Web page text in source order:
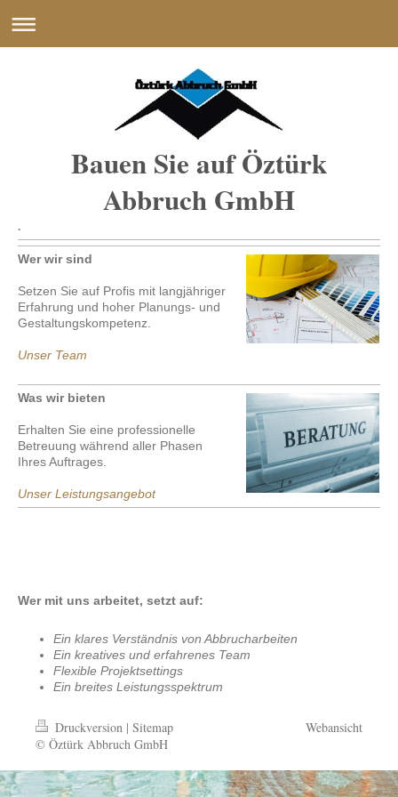
Bauen Sie auf Öztürk
Abbruch GmbH
.
Wer wir sind
Setzen Sie auf Profis mit langjähriger
Erfahrung und hoher Planungs- und
Gestaltungskompetenz.
Unser Team
Was wir bieten
Erhalten Sie eine professionelle
Betreuung während aller Phasen
Ihres Auftrages.
Unser Leistungsangebot
Wer mit uns arbeitet, setzt auf:
Ein klares Verständnis von Abbrucharbeiten
Ein kreatives und erfahrenes Team
Flexible Projektsettings
Ein breites Leistungsspektrum
Druckversion | Sitemap
© Öztürk Abbruch GmbH
Webansicht